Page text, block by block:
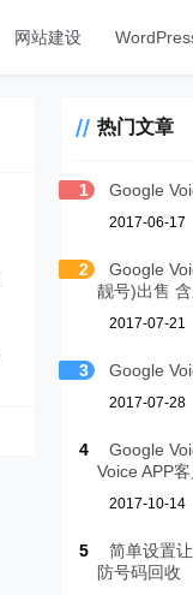
网站建设
热门文章
1 Google
2017-06-17
2
Google
靓号)出售
2017-07-21
3 Google
2017-07-28
4
Google
Voice APP
2017-10-14
5
简单设置
防号码回收